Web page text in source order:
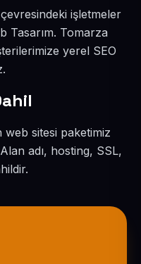
işletmeler
Tasarım. Tomarza
yerel SEO
sitesi paketimiz
adı, hosting, SSL,